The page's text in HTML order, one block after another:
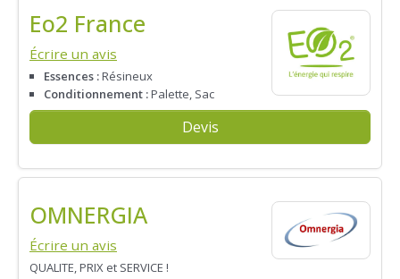
Eo2 France
Écrire un avis
Essences :Résineux
Conditionnement :Palette, Sac
Devis
OMNERGIA
Écrire un avis
QUALITE, PRIX et SERVICE !